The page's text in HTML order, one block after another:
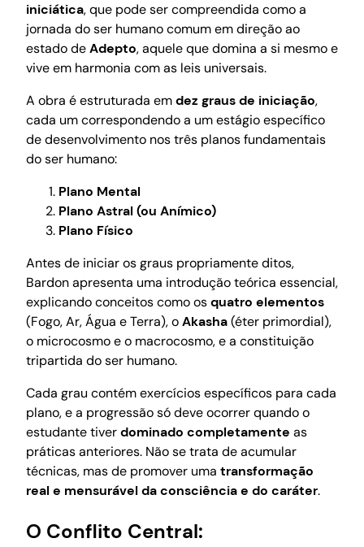
iniciática, que pode ser compreendida como a
jornada do ser humano comum em direção ao
estado deAdepto, aquele que domina a si mesmo e
vive em harmonia com as leis universais.
A obra é estruturada emdez graus de iniciação,
cada um correspondendo a um estágio específico
de desenvolvimento nos três planos fundamentais
do ser humano:
Plano Mental
Plano Astral (ou Anímico)
Plano Físico
Antes de iniciar os graus propriamente ditos,
Bardon apresenta uma introdução teórica essencial,
explicando conceitos como osquatro elementos
(Fogo, Ar, Água e Terra), oAkasha(éter primordial),
o microcosmo e o macrocosmo, e a constituição
tripartida do ser humano.
Cada grau contém exercícios específicos para cada
plano, e a progressão só deve ocorrer quando o
estudante tiverdominado completamente as
práticas anteriores. Não se trata de acumular
técnicas, mas de promover uma transformação
real e mensurável da consciência e do caráter.
O Conflito Central: